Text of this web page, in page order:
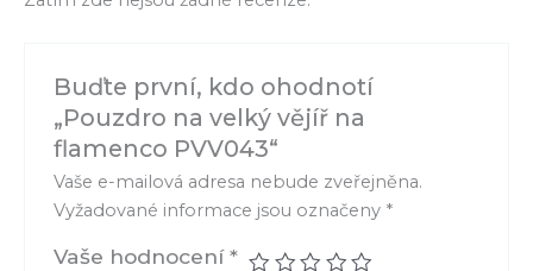
Buďte první, kdo ohodnotí
„Pouzdro na velký vějíř na
flamenco PVV043“
Vaše e-mailová adresa nebude zveřejněna.
Vyžadované informace jsou označeny *
Vaše hodnocení*